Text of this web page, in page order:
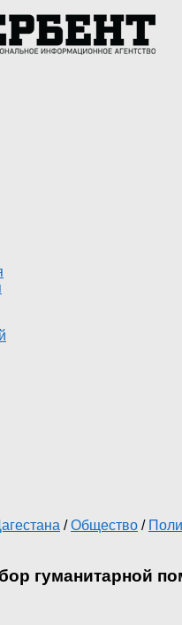
/ Общество /
гуманитарной